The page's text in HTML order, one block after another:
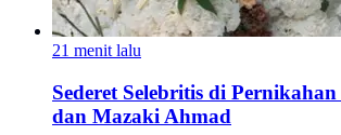
21 menit lalu
Sederet Selebritis di
dan Mazaki Ahmad